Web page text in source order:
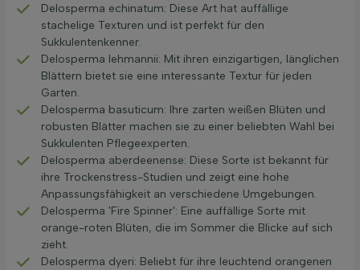
Delosperma echinatum: Diese Art hat auffällige
stachelige Texturen und ist perfekt für den
Sukkulentenkenner.
Delosperma lehmannii: Mit ihren einzigartigen, länglichen
Blättern bietet sie eine interessante Textur für jeden
Garten.
Delosperma basuticum: Ihre zarten weißen Blüten und
robusten Blätter machen sie zu einer beliebten Wahl bei
Sukkulenten Pflegeexperten.
Delosperma aberdeenense: Diese Sorte ist bekannt für
ihre Trockenstress-Studien und zeigt eine hohe
Anpassungsfähigkeit an verschiedene Umgebungen.
Delosperma 'Fire Spinner': Eine auffällige Sorte mit
orange-roten Blüten, die im Sommer die Blicke auf sich
zieht.
Delosperma dyeri: Beliebt für ihre leuchtend orangenen